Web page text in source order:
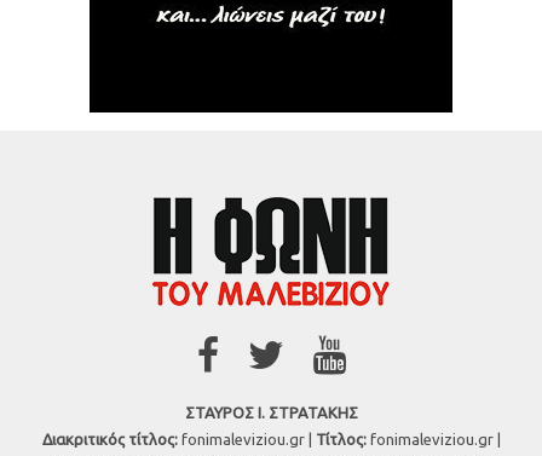
ΣΤΑΥΡΟΣ Ι. ΣΤΡΑΤΑΚΗΣ
Διακριτικός τίτλος:fonimaleviziou.gr | Τίτλος:fonimaleviziou.gr |